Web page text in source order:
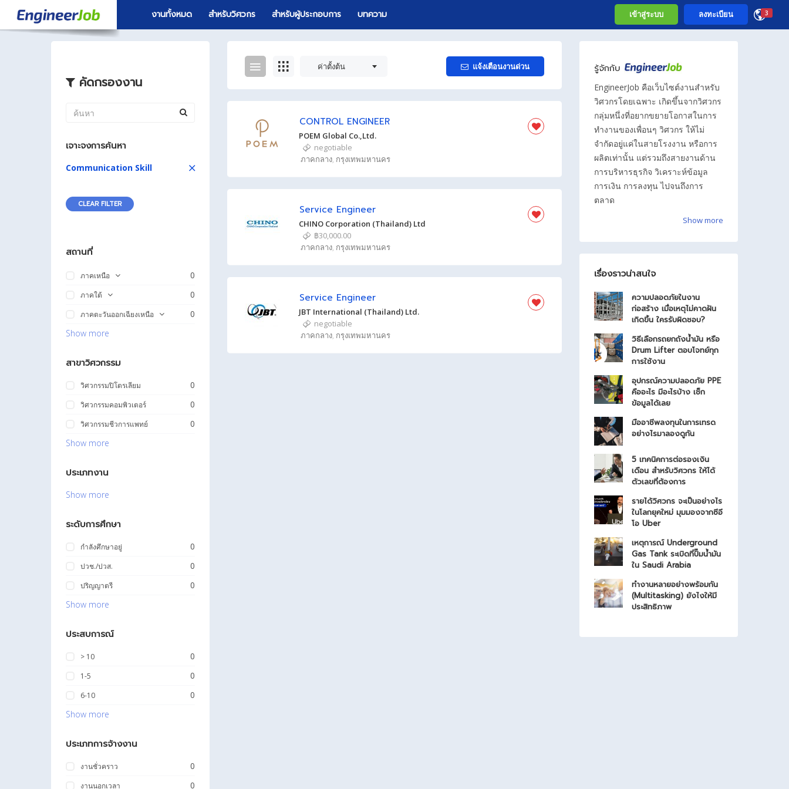
งานทั้งหมด สำหรับวิศวกร สำหรับผู้ประกอบการ บทความ 3
เข้าสู่ระบบ ลงทะเบียน
คัดกรองงาน
เจาะจงการค้นหา
Communication Skill
CLEAR FILTER
สถานที่
ภาคเหนือ 0
ภาคใต้ 0
ภาคตะวันออกเฉียงเหนือ
0
Show more
สาขาวิศวกรรม
วิศวกรรมปิโตรเลียม 0
วิศวกรรมคอมพิวเตอร์ 0
วิศวกรรมชีวการแพทย์
0
Show more
ประเภทงาน
Show more
ระดับการศึกษา
กำลังศึกษาอยู่ 0
ปวช./ปวส. 0
ปริญญาตรี
0
Show more
ประสบการณ์
> 10 0
1-5 0
6-10
0
Show more
ประเภทการจ้างงาน
งานชั่วคราว 0
งานนอกเวลา 0
ค่าตั้งต้น แจ้งเตือนงานด่วน
CONTROL ENGINEER
POEM Global Co.,Ltd.
negotiable
ภาคกลาง, กรุงเทพมหานคร
Service Engineer
CHINO Corporation (Thailand) Ltd
฿30,000.00
ภาคกลาง, กรุงเทพมหานคร
Service Engineer
JBT International (Thailand) Ltd.
negotiable
ภาคกลาง, กรุงเทพมหานคร
รู้จักกับ
EngineerJob คือเว็บไซต์งานสำหรับ
วิศวกรโดยเฉพาะ เกิดขึ้นจากวิศวกร
กลุ่มหนึ่งที่อยากขยายโอกาสในการ
ทำงานของเพื่อนๆ วิศวกร ให้ไม่
จำกัดอยู่แค่ในสายโรงงาน หรือการ
ผลิตเท่านั้น แต่รวมถึงสายงานด้าน
การบริหารธุรกิจ วิเคราะห์ข้อมูล
การเงิน การลงทุน ไปจนถึงการ
ตลาด
Show more
เรื่องราวน่าสนใจ
ความปลอดภัยในงาน
ก่อสร้าง เมื่อเหตุไม่คาดฝัน
เกิดขึ้น ใครรับผิดชอบ?
วิธีเลือกรถยกถังน้ำมัน หรือ
Drum Lifter ตอบโจทย์ทุก
การใช้งาน
อุปกรณ์ความปลอดภัย PPE
คืออะไร มีอะไรบ้าง เช็ก
ข้อมูลได้เลย
มืออาชีพลงทุนในการเทรด
อย่างไรมาลองดูกัน
5 เทคนิคการต่อรองเงิน
เดือน สำหรับวิศวกร ให้ได้
ตัวเลขที่ต้องการ
รายได้วิศวกร จะเป็นอย่างไร
ในโลกยุคใหม่ มุมมองจากซีอี
โอ Uber
เหตุการณ์ Underground
Gas Tank ระเบิดที่ปั๊มน้ำมัน
ใน Saudi Arabia
ทำงานหลายอย่างพร้อมกัน
(Multitasking) ยังไงให้มี
ประสิทธิภาพ